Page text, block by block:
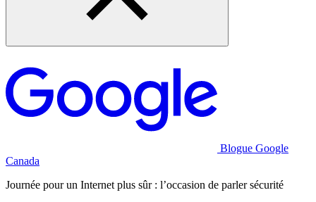
Blogue Google
Canada
Journée pour un Internet plus sûr : l’occasion de parler sécurité